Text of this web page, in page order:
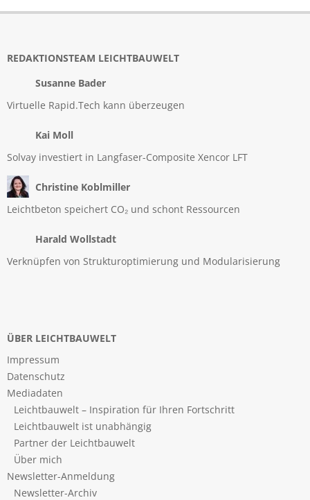
REDAKTIONSTEAM LEICHTBAUWELT
Susanne Bader
Virtuelle Rapid.Tech kann überzeugen
Kai Moll
Solvay investiert in Langfaser-Composite Xencor LFT
Christine Koblmiller
Leichtbeton speichert CO₂ und schont Ressourcen
Harald Wollstadt
Verknüpfen von Strukturoptimierung und Modularisierung
ÜBER LEICHTBAUWELT
Impressum
Datenschutz
Mediadaten
Leichtbauwelt – Inspiration für Ihren Fortschritt
Leichtbauwelt ist unabhängig
Partner der Leichtbauwelt
Über mich
Newsletter-Anmeldung
Newsletter-Archiv